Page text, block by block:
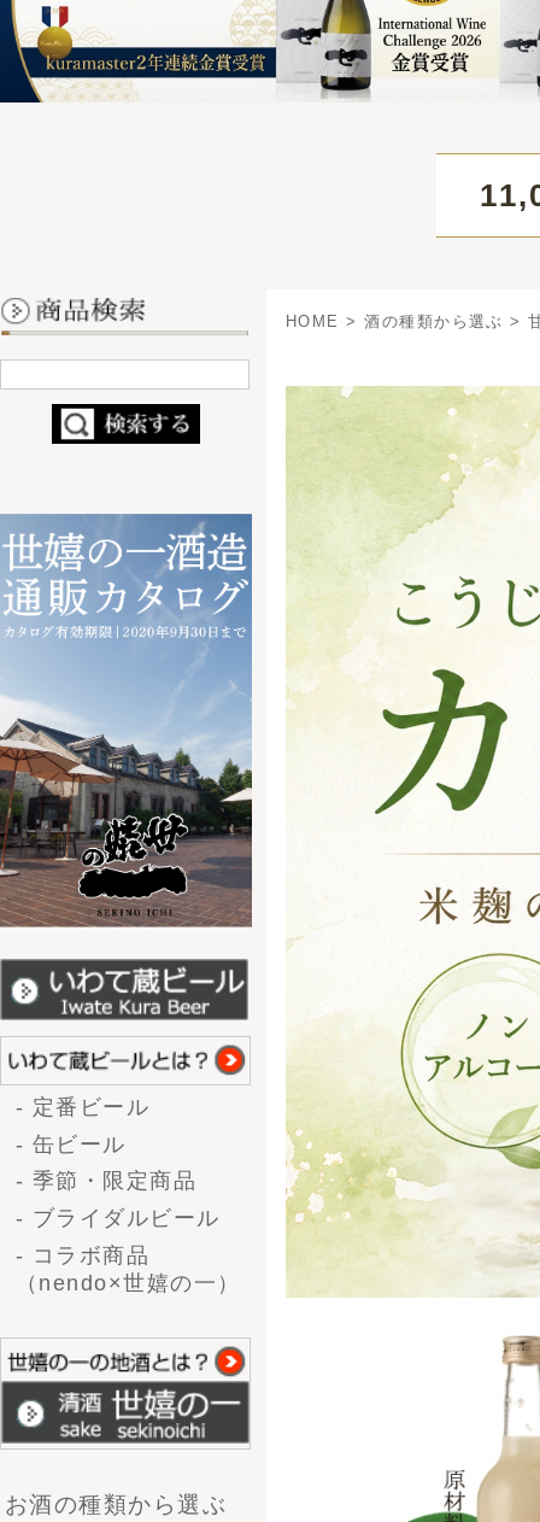
- 缶ビール
- 季節・限定商品
- ブライダルビール
- コラボ商品
（nendo×世嬉の一）
お酒の種類から選ぶ
- 大吟醸
- 吟醸酒
- 純米酒
- 本醸造/特別本醸造
- 上撰
- 生酒
- 生酒（新酒）
味から選ぶ
- やや辛口
- 普通
- やや甘口
- 甘口
- 送料無料
HOME> 酒の種類から選ぶ > 甘酒 > 【ノンアル